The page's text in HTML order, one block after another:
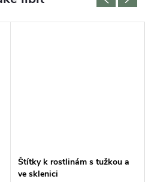
Štítky k rostlinám s tužkou a
ve sklenici